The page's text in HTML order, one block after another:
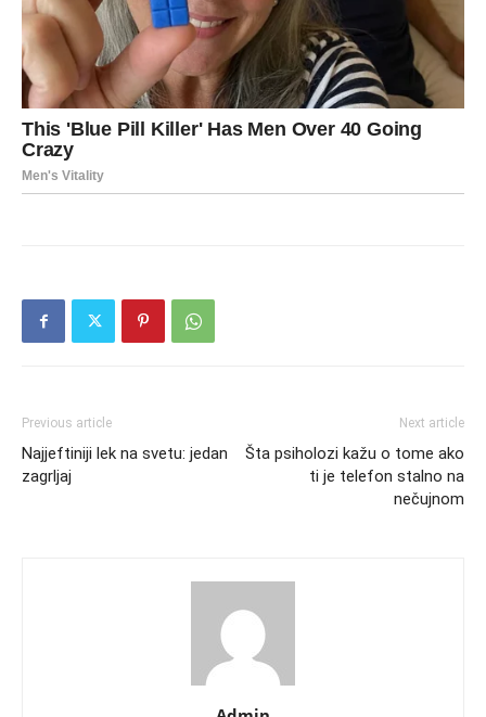
Previous article
Najjeftiniji lek na svetu: jedan
zagrljaj
Next article
Šta psiholozi kažu o tome ako
ti je telefon stalno na
nečujnom